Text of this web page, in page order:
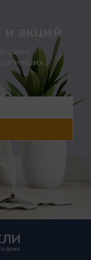
и акций
наших